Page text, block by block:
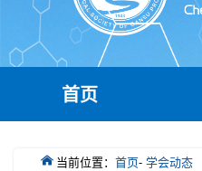
首页
当前位置： 首页- 学会动态